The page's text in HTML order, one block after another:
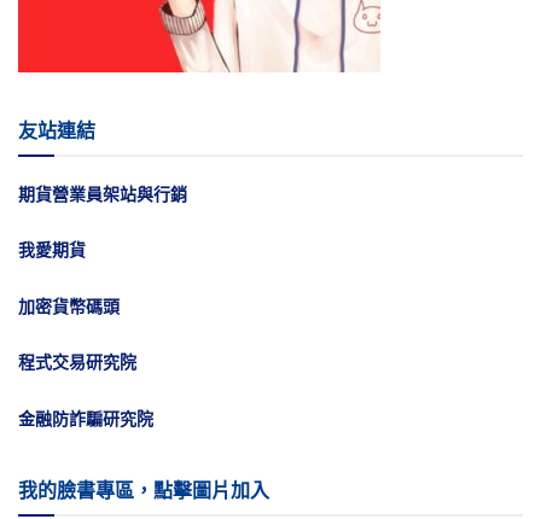
友站連結
期貨營業員架站與行銷
我愛期貨
加密貨幣碼頭
程式交易研究院
金融防詐騙研究院
我的臉書專區，點擊圖片加入